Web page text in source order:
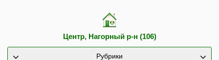
Центр, Нагорный р-н (106)
Рубрики